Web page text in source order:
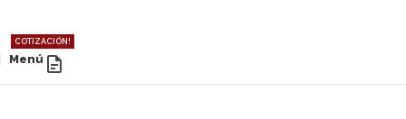
Menú
COTIZACIÓN!